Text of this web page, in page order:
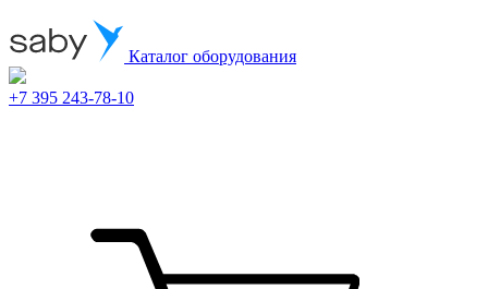
Каталог оборудования
+7 395 243-78-10